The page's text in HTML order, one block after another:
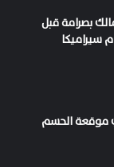
بصرامة قبل
سيراميكا
موقعة الحسم